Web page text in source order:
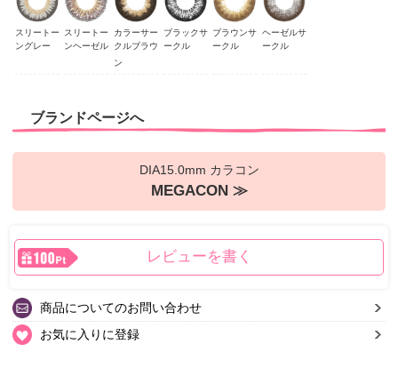
スリートー
ングレー
スリートー
ンヘーゼル
カラーサー
クルブラウ
ン
ブラックサ
ークル
ブラウンサ
ークル
ヘーゼルサ
ークル
ブランドページへ
DIA15.0mm カラコン
MEGACON ≫
レビューを書く
商品についてのお問い合わせ
お気に入りに登録